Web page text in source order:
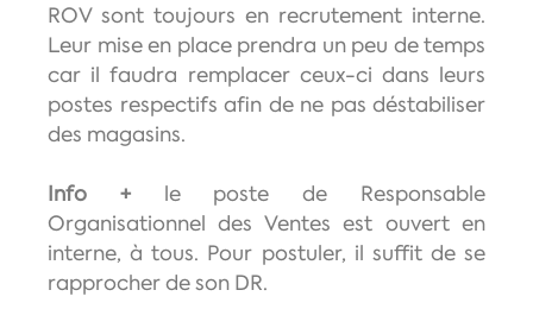
ROV sont toujours en recrutement interne.
Leur mise en place prendra un peu de temps
car il faudra remplacer ceux-ci dans leurs
postes respectifs afin de ne pas déstabiliser
des magasins.
Info +le poste de Responsable
Organisationnel des Ventes est ouvert en
interne, à tous. Pour postuler, il suffit de se
rapprocher de son DR.